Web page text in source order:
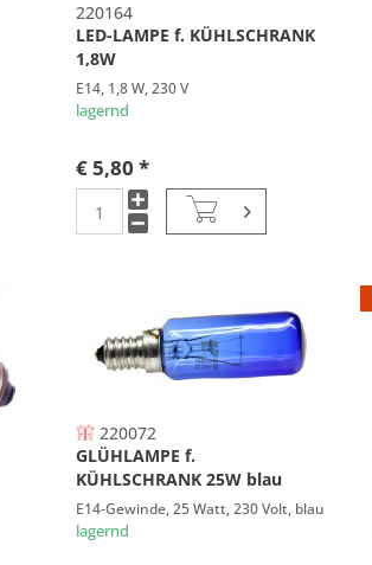
220164
LED-LAMPE f. KÜHLSCHRANK
1,8W
E14, 1,8 W, 230 V
lagernd
€ 5,80 *
220072
GLÜHLAMPE f.
KÜHLSCHRANK 25W blau
E14-Gewinde, 25 Watt, 230 Volt, blau
lagernd